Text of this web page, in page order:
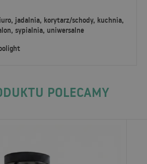
jadalnia, korytarz/schody, kuchnia,
sypialnia, uniwersalne
POLECAMY